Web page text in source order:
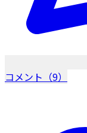
コメント（9）